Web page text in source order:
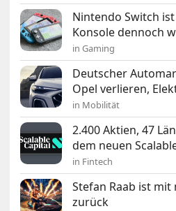
Nintendo Switch
Konsole dennoch
in Gaming
Deutscher
Opel verlieren,
in Mobilität
2.400 Aktien, 47
dem neuen
in Fintech
Stefan Raab ist mit
zurück